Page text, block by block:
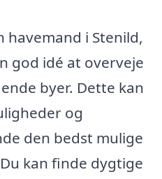
havemand i Stenild,
god idé at overveje
byer. Dette kan
og
den bedst mulige
kan finde dygtige